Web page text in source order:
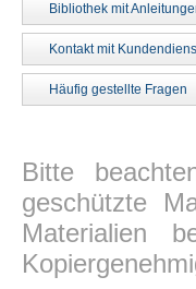
Bibliothek mit
Kontakt mit
Häufig gestellte Fragen
Bitte
geschützte
Materialien